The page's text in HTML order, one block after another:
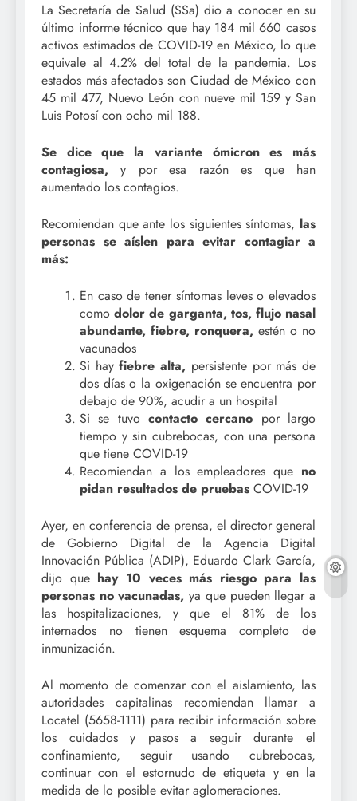
La Secretaría de Salud (SSa) dio a conocer en su
último informe técnico que hay 184 mil 660 casos
activos estimados de COVID-19 en México, lo que
equivale al 4.2% del total de la pandemia. Los
estados más afectados son Ciudad de México con
45 mil 477, Nuevo León con nueve mil 159 y San
Luis Potosí con ocho mil 188.
Se dice que la variante ómicron es más
contagiosa, y por esa razón es que han
aumentado los contagios.
Recomiendan que ante los siguientes síntomas, las
personas se aíslen para evitar contagiar a
más:
En caso de tener síntomas leves o elevados
comodolor de garganta, tos, flujo nasal
abundante, fiebre, ronquera, estén o no
vacunados
Si hayfiebre alta, persistente por más de
dos días o la oxigenación se encuentra por
debajo de 90%, acudir a un hospital
Si se tuvo contacto cercano por largo
tiempo y sin cubrebocas, con una persona
que tiene COVID-19
Recomiendan a los empleadores que no
pidan resultados de pruebas COVID-19
Ayer, en conferencia de prensa, el director general
de Gobierno Digital de la Agencia Digital
Innovación Pública (ADIP), Eduardo Clark García,
dijo que hay 10 veces más riesgo para las
personas no vacunadas, ya que pueden llegar a
las hospitalizaciones, y que el 81% de los
internados no tienen esquema completo de
inmunización.
Al momento de comenzar con el aislamiento, las
autoridades capitalinas recomiendan llamar a
Locatel (5658-1111) para recibir información sobre
los cuidados y pasos a seguir durante el
confinamiento, seguir usando cubrebocas,
continuar con el estornudo de etiqueta y en la
medida de lo posible evitar aglomeraciones.